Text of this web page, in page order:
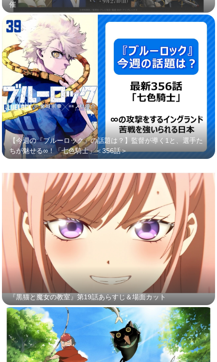
催
【今週の『ブルーロック』の話題は？】監督が導く1と、選手た
ちが魅せる∞！「七色騎士」＜356話＞
『黒猫と魔女の教室』第19話あらすじ＆場面カット